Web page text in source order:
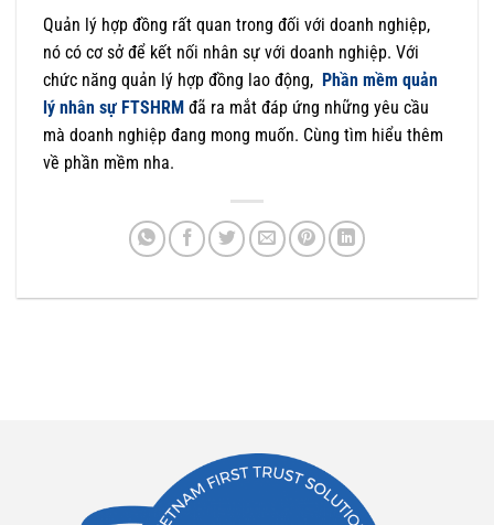
Quản lý hợp đồng rất quan trong đối với doanh nghiệp,
nó có cơ sở để kết nối nhân sự với doanh nghiệp. Với
chức năng quản lý hợp đồng lao động, Phần mềm quản
lý nhân sự FTSHRM đã ra mắt đáp ứng những yêu cầu
mà doanh nghiệp đang mong muốn. Cùng tìm hiểu thêm
về phần mềm nha.